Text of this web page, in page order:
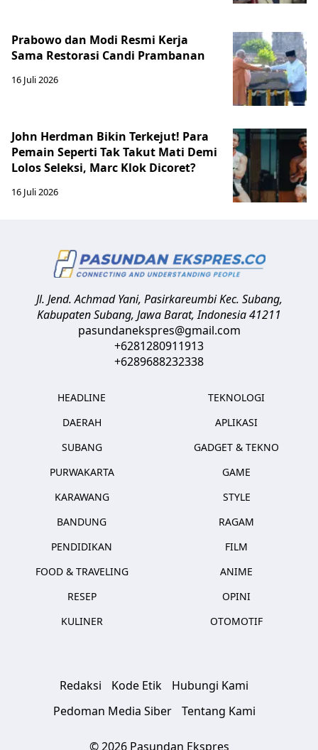
Prabowo dan Modi Resmi Kerja
Sama Restorasi Candi Prambanan
16 Juli 2026
John Herdman Bikin Terkejut! Para
Pemain Seperti Tak Takut Mati Demi
Lolos Seleksi, Marc Klok Dicoret?
16 Juli 2026
Jl. Jend. Achmad Yani, Pasirkareumbi Kec. Subang,
Kabupaten Subang, Jawa Barat,Indonesia41211
pasundanekspres@gmail.com
+6281280911913
+6289688232338
HEADLINE
DAERAH
SUBANG
PURWAKARTA
KARAWANG
BANDUNG
PENDIDIKAN
FOOD & TRAVELING
RESEP
KULINER
TEKNOLOGI
APLIKASI
GADGET & TEKNO
GAME
STYLE
RAGAM
FILM
ANIME
OPINI
OTOMOTIF
Redaksi Kode Etik
Hubungi Kami
Pedoman Media Siber
Tentang Kami
© 2026 Pasundan Ekspres